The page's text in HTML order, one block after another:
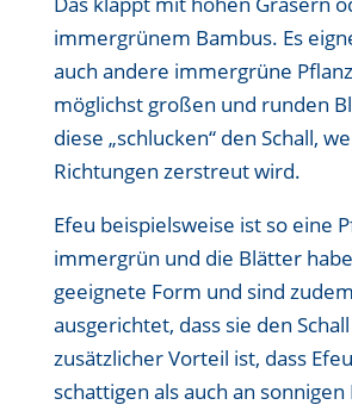
immergrünem Bambus. Es
auch andere immergrüne
möglichst großen und runden
diese „schlucken“ den Schall,
Richtungen zerstreut wird.
Efeu beispielsweise ist so eine
immergrün und die Blätter
geeignete Form und sind
ausgerichtet, dass sie den
zusätzlicher Vorteil ist, dass
schattigen als auch an sonnigen